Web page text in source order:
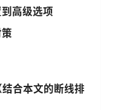
高级选项
合本文的断线排